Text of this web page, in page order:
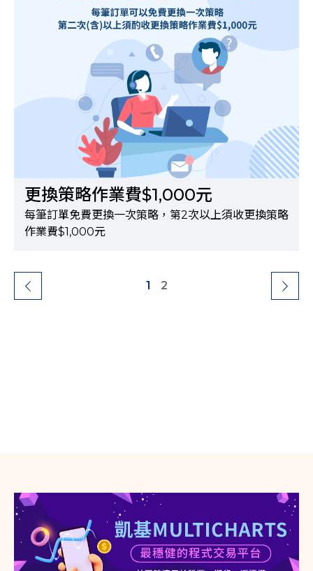
更換策略作業費$1,000元
每筆訂單免費更換一次策略，第2次以上須收更換策略
作業費$1,000元
1 2